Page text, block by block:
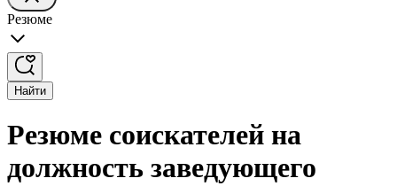
Резюме
Найти
Резюме соискателей на
должность заведующего